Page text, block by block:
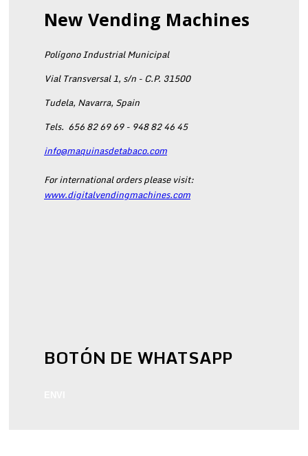
New Vending Machines
Polígono Industrial Municipal
Vial Transversal 1, s/n - C.P. 31500
Tudela, Navarra, Spain
Tels. 656 82 69 69 - 948 82 46 45
info@maquinasdetabaco.com
For international orders please visit:
www.digitalvendingmachines.com
BOTÓN DE WHATSAPP